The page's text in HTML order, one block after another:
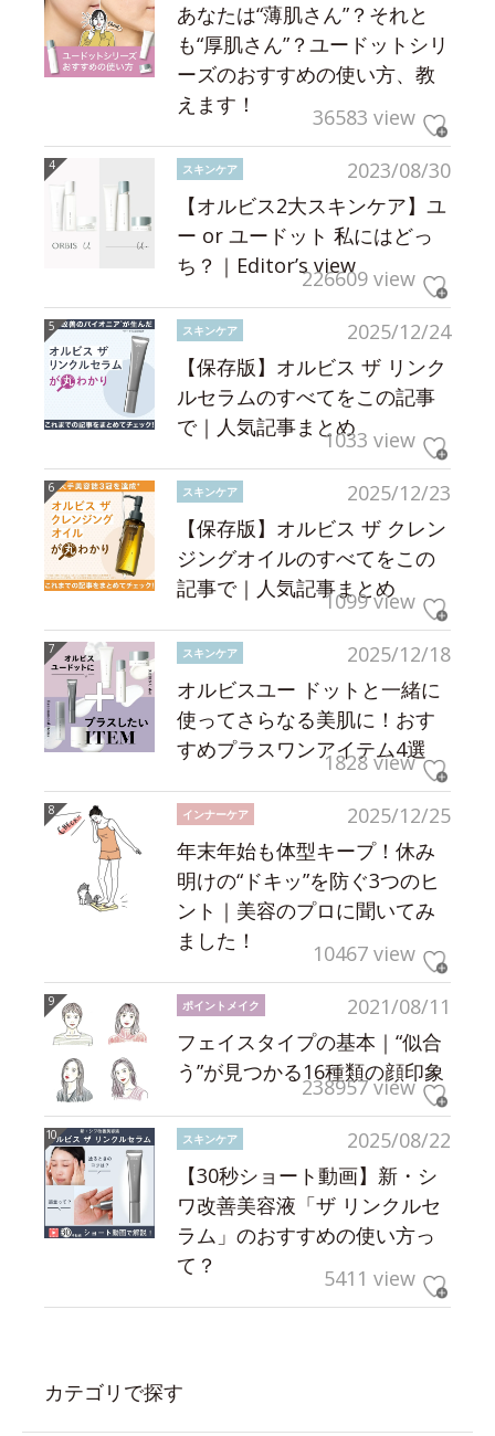
あなたは“薄肌さん”？それと
も“厚肌さん”？ユードットシリ
ーズのおすすめの使い方、教
えます！
36583 view
2023/08/30
スキンケア
【オルビス2大スキンケア】ユ
ー or ユードット 私にはどっ
ち？｜Editor’s view226609 view
2025/12/24
スキンケア
【保存版】オルビス ザ リンク
ルセラムのすべてをこの記事
で｜人気記事まとめ1033 view
2025/12/23
スキンケア
【保存版】オルビス ザ クレン
ジングオイルのすべてをこの
記事で｜人気記事まとめ
1099 view
2025/12/18
スキンケア
オルビスユー ドットと一緒に
使ってさらなる美肌に！おす
すめプラスワンアイテム4選
1828 view
2025/12/25
インナーケア
年末年始も体型キープ！休み
明けの“ドキッ”を防ぐ3つのヒ
ント｜美容のプロに聞いてみ
ました！
10467 view
2021/08/11
ポイントメイク
フェイスタイプの基本｜“似合
う”が見つかる16種類の顔印象
238957 view
2025/08/22
スキンケア
【30秒ショート動画】新・シ
ワ改善美容液「ザ リンクルセ
ラム」のおすすめの使い方っ
て？
5411 view
カテゴリで探す